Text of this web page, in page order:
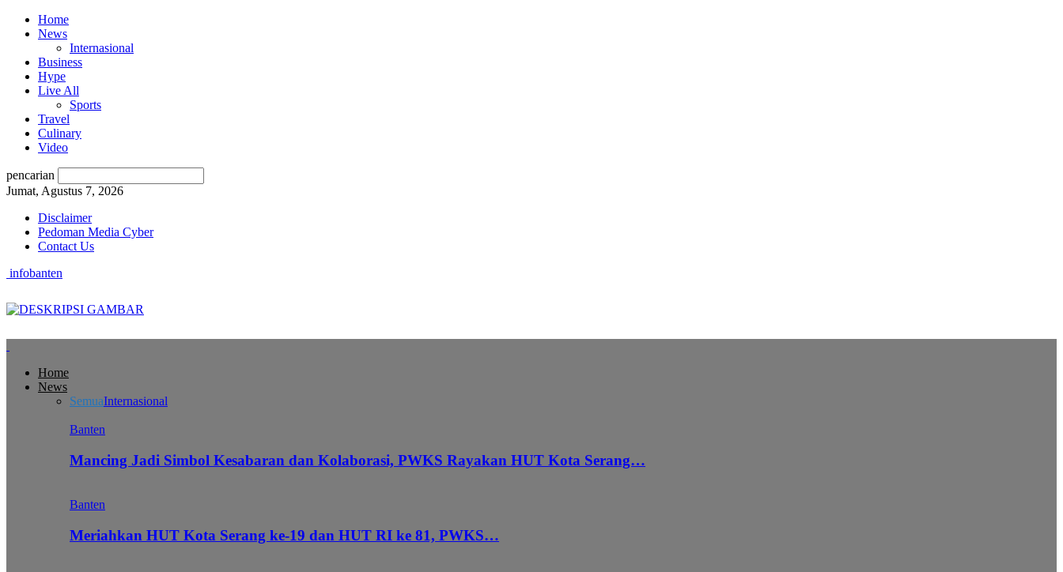
Home
News
Internasional
Business
Hype
Live All
Sports
Travel
Culinary
Video
pencarian
Jumat, Agustus 7, 2026
Disclaimer
Pedoman Media Cyber
Contact Us
infobanten
Home
News
SemuaInternasional
Banten
Mancing Jadi Simbol Kesabaran dan Kolaborasi, PWKS Rayakan HUT Kota Serang…
Banten
Meriahkan HUT Kota Serang ke-19 dan HUT RI ke 81, PWKS…